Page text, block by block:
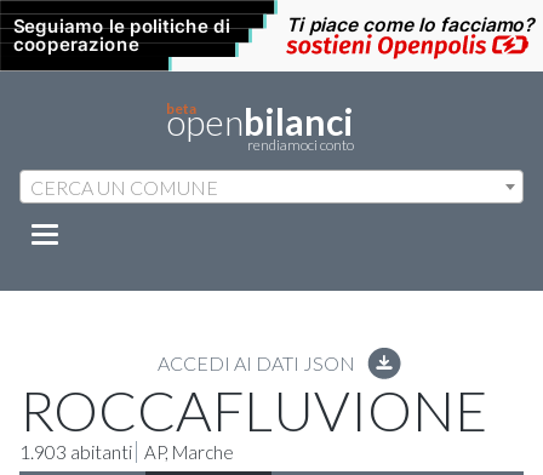
openbilanci
rendiamoci conto
beta
CERCA UN COMUNE
Mostra/nascondi
ACCEDI AI DATI JSON
ROCCAFLUVIONE
1.903 abitanti AP, Marche